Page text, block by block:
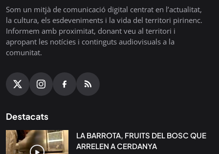
Som un mitjà de comunicació digital centrat en l’actualitat,
la cultura, els esdeveniments i la vida del territori pirinenc.
Informem amb proximitat, donant veu al territori i
apropant les notícies i continguts audiovisuals a la
comunitat.
Destacats
LA BARROTA, FRUITS DEL BOSC QUE
ARRELEN A CERDANYA